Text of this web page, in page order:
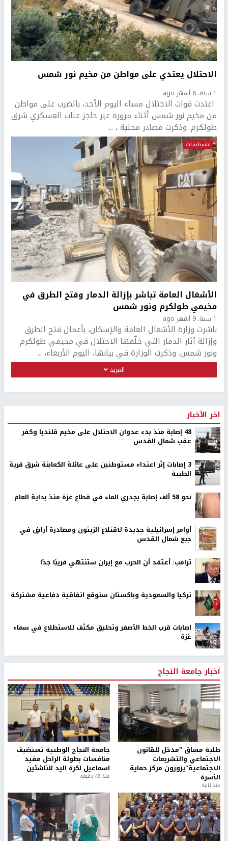
الاحتلال يعتدي على مواطن من مخيم نور شمس
1 سنة، 8 أشهر ago
اعتدت قوات الاحتلال مساء اليوم الأحد، بالضرب على مواطن
من مخيم نور شمس أثناء مروره عبر حاجز عناب العسكري شرق
طولكرم. وذكرت مصادر محلية ، ...
فلسطينيات
الأشغال العامة تباشر بإزالة الدمار وفتح الطرق في
مخيمي طولكرم ونور شمس
1 سنة، 9 أشهر ago
باشرت وزارة الأشغال العامة والإسكان، بأعمال فتح الطرق
وإزالة آثار الدمار التي خلّفها الاحتلال في مخيمي طولكرم
ونور شمس. وذكرت الوزارة في بيانها، اليوم الأربعاء، ...
المزيد
اخر الأخبار
48 إصابة منذ بدء عدوان الاحتلال على مخيم قلنديا وكفر
عقب شمال القدس
‏3 إصابات إثر اعتداء مستوطنين على عائلة الكعابنة شرق قرية
الطيبة
نحو 58 ألف إصابة بجدري الماء في قطاع غزة منذ بداية العام
أوامر إسرائيلية جديدة لاقتلاع الزيتون ومصادرة أراضٍ في
جبع شمال القدس
ترامب: أعتقد أن الحرب مع إيران ستنتهي قريبًا جدًا
تركيا والسعودية وباكستان ستوقع اتفاقية دفاعية مشتركة
اصابات قرب الخط الأصفر وتحليق مكثف للاستطلاع في سماء
غزة
أخبار جامعة النجاح
طلبة مساق "مدخل للقانون
الاجتماعي والتشريعات
الاجتماعية"يزورون مركز حماية
الأسرة
منذ ثانية
جامعة النجاح الوطنية تستضيف
منافسات بطولة الراحل مفيد
اسماعيل لكرة اليد للناشئين
منذ 48 دقيقة